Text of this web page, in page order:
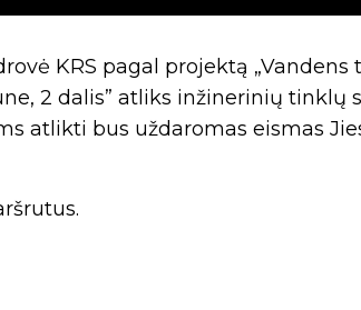
KRS pagal projektą
2 dalis” atliks inžinerinių tinklų
atlikti bus uždaromas eismas